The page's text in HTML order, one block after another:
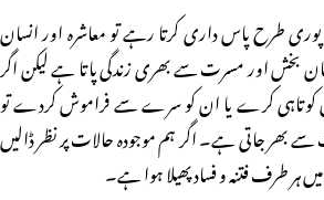
طرح پاس داری کرتا رہے تو معاشرہ اور انسان
بخش اور مسرت سے بھری زندگی پاتا ہے لیکن اگر
کوتاہی کرے یا ان کو سرے سے فراموش کردے تو
سے بھر جاتی ہے۔ اگر ہم موجودہ حالات پر نظر ڈالیں
ہر طرف فتنہ و فساد پھیلا ہوا ہے۔